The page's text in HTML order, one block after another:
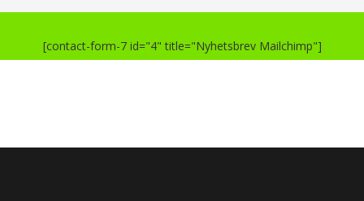
[contact-form-7 id="4" title="Nyhetsbrev Mailchimp"]